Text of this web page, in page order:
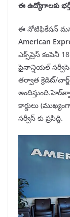
ఈ ఉద్యోగాలకు
ఈ నోటిఫికేషన్
American
ఎక్స్‌ప్రెస్ కంపెనీ
ఫైనాన్షియల్
తర్వాత క్రెడిట్/
కార్డులు
సర్వీస్ కు ప్రసిద్ది.